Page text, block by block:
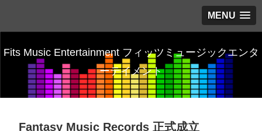
MENU
Fits Music Entertainment フィッツミュージックエンタ
ーテイメント
Fantasy Music Records 正式成立